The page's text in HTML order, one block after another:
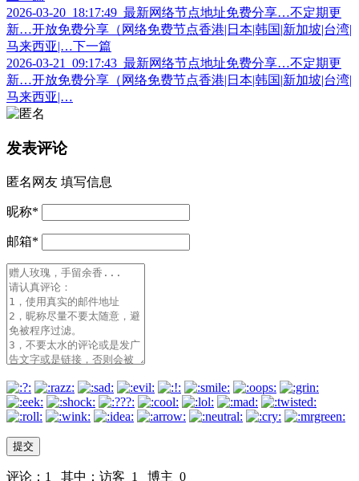
2026-03-20_18:17:49_最新网络节点地址免费分享…不定期更
新…开放免费分享（网络免费节点香港|日本|韩国|新加坡|台湾|
马来西亚|… 下一篇
2026-03-21_09:17:43_最新网络节点地址免费分享…不定期更
新…开放免费分享（网络免费节点香港|日本|韩国|新加坡|台湾|
马来西亚|…
发表评论
匿名网友 填写信息
昵称*
邮箱*
评论：1 其中：访客 1 博主 0